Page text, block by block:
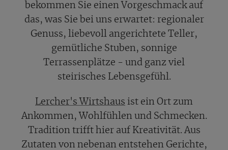
bekommen Sie einen Vorgeschmack auf
das, was Sie bei uns erwartet: regionaler
Genuss, liebevoll angerichtete Teller,
gemütliche Stuben, sonnige
Terrassenplätze - und ganz viel
steirisches Lebensgefühl.
Lercher's Wirtshaus ist ein Ort zum
Ankommen, Wohlfühlen und Schmecken.
Tradition trifft hier auf Kreativität. Aus
Zutaten von nebenan entstehen Gerichte,